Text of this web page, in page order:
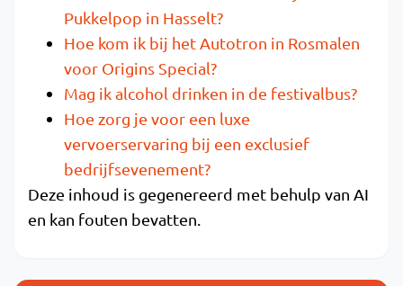
Pukkelpop in Hasselt?
Hoe kom ik bij het Autotron in Rosmalen
voor Origins Special?
Mag ik alcohol drinken in de festivalbus?
Hoe zorg je voor een luxe
vervoerservaring bij een exclusief
bedrijfsevenement?
Deze inhoud is gegenereerd met behulp van AI
en kan fouten bevatten.